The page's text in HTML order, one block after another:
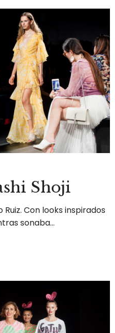
Shoji
Ruiz. Con looks inspirados
sonaba…